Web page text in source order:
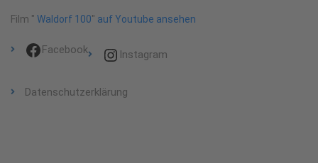
Film " Waldorf 100" auf Youtube ansehen
Facebook Instagram
Datenschutzerklärung